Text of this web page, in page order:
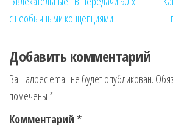
по
записям
запись
с необычными концепциями
Добавить комментарий
Ваш адрес email не будет опубликован.
помечены *
Комментарий *